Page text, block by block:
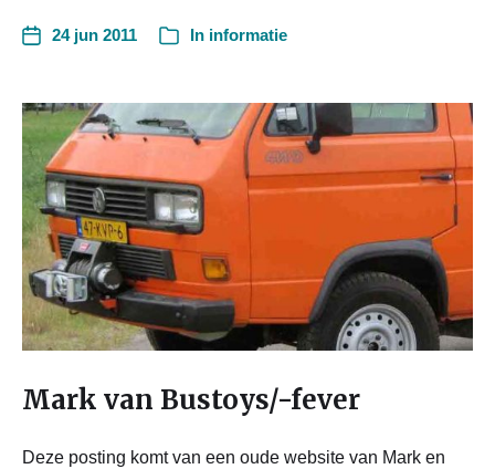
24 jun 2011 In informatie
Mark van Bustoys/-fever
Deze posting komt van een oude website van Mark en